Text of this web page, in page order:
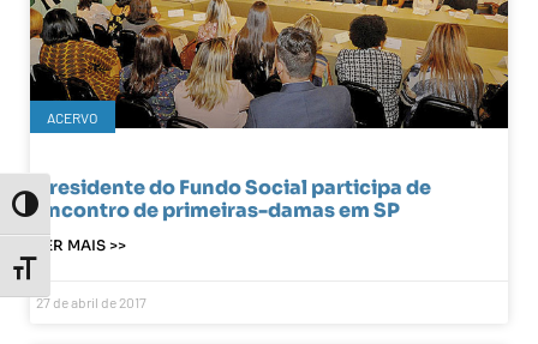
Toggle High Contrast
Toggle Font size
ACERVO
Presidente do Fundo Social participa de
encontro de primeiras-damas em SP
LER MAIS >>
27 de abril de 2017